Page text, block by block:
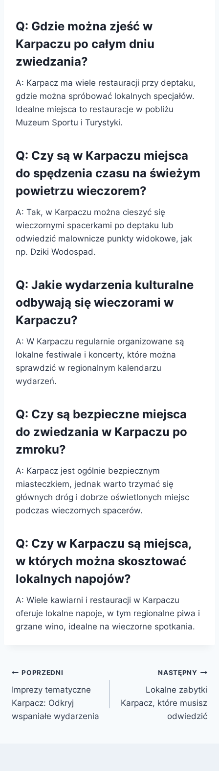
Q: Gdzie można zjeść w
Karpaczu po całym dniu
zwiedzania?
A: Karpacz ma wiele restauracji przy deptaku,
gdzie można spróbować lokalnych specjałów.
Idealne miejsca to restauracje w pobliżu
Muzeum Sportu i Turystyki.
Q: Czy są w Karpaczu miejsca
do spędzenia czasu na świeżym
powietrzu wieczorem?
A: Tak, w Karpaczu można cieszyć się
wieczornymi spacerkami po deptaku lub
odwiedzić malownicze punkty widokowe, jak
np. Dziki Wodospad.
Q: Jakie wydarzenia kulturalne
odbywają się wieczorami w
Karpaczu?
A: W Karpaczu regularnie organizowane są
lokalne festiwale i koncerty, które można
sprawdzić w regionalnym kalendarzu
wydarzeń.
Q: Czy są bezpieczne miejsca
do zwiedzania w Karpaczu po
zmroku?
A: Karpacz jest ogólnie bezpiecznym
miasteczkiem, jednak warto trzymać się
głównych dróg i dobrze oświetlonych miejsc
podczas wieczornych spacerów.
Q: Czy w Karpaczu są miejsca,
w których można skosztować
lokalnych napojów?
A: Wiele kawiarni i restauracji w Karpaczu
oferuje lokalne napoje, w tym regionalne piwa i
grzane wino, idealne na wieczorne spotkania.
Nawigacja
wpisu
POPRZEDNI
Imprezy tematyczne
Karpacz: Odkryj
wspaniałe wydarzenia
NASTĘPNY
Lokalne zabytki
Karpacz, które musisz
odwiedzić